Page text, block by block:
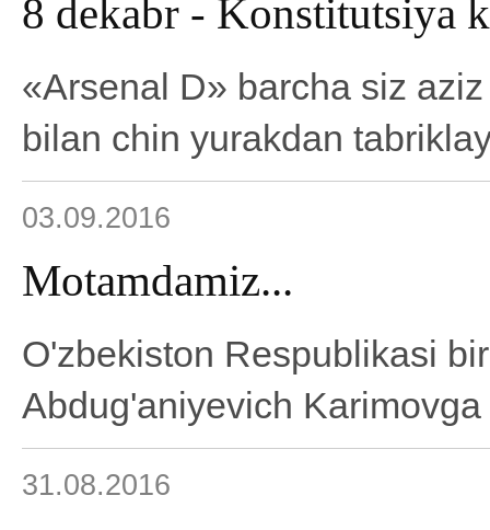
8 dekabr - Konstitutsiya
«Arsenal D» barcha siz
bilan chin yurakdan
03.09.2016
Motamdamiz...
O'zbekiston Respublikasi
Abdug'aniyevich
31.08.2016